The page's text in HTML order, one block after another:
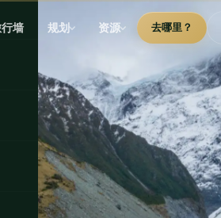
墙 规划 资源 去哪里？